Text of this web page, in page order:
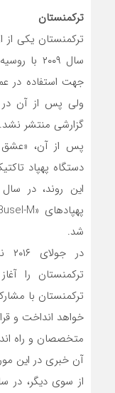
ترکمنستان
ترکمنستان یکی
جهت استفاده در
ولی پس از آن
گزارشی منتشر نشد.
شد.
ترکمنستان را
ترکمنستان با
متخصصان و راه
آن خبری در این